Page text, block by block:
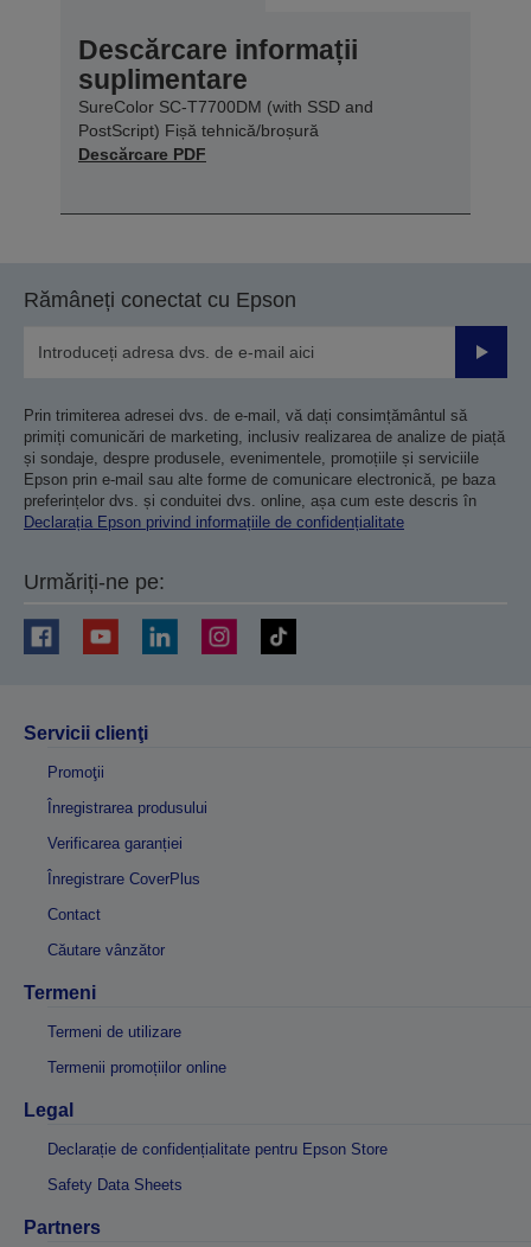
Descărcare informații
suplimentare
SureColor SC-T7700DM (with SSD and
PostScript) Fișă tehnică/broșură
Descărcare PDF
Rămâneți conectat cu Epson
Prin trimiterea adresei dvs. de e-mail, vă dați consimțământul să
primiți comunicări de marketing, inclusiv realizarea de analize de piață
și sondaje, despre produsele, evenimentele, promoțiile și serviciile
Epson prin e-mail sau alte forme de comunicare electronică, pe baza
preferințelor dvs. și conduitei dvs. online, așa cum este descris în
Declarația Epson privind informațiile de confidențialitate
Urmăriți-ne pe:
Servicii clienţi
Promoţii
Înregistrarea produsului
Verificarea garanției
Înregistrare CoverPlus
Contact
Căutare vânzător
Termeni
Termeni de utilizare
Termenii promoțiilor online
Legal
Declarație de confidențialitate pentru Epson Store
Safety Data Sheets
Partners